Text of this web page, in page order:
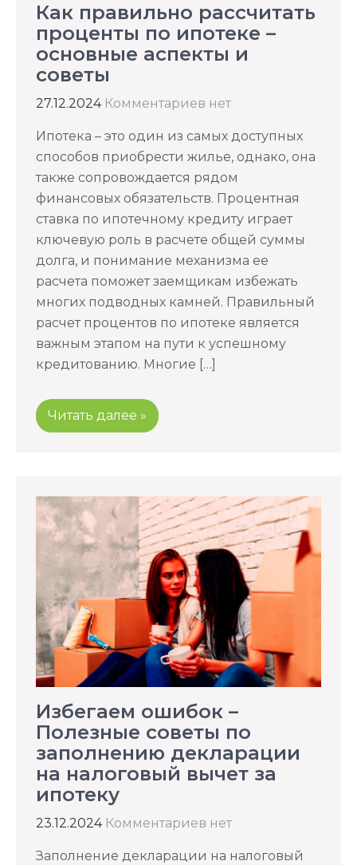
Как правильно рассчитать
проценты по ипотеке –
основные аспекты и
советы
27.12.2024 Комментариев нет
Ипотека – это один из самых доступных
способов приобрести жилье, однако, она
также сопровождается рядом
финансовых обязательств. Процентная
ставка по ипотечному кредиту играет
ключевую роль в расчете общей суммы
долга, и понимание механизма ее
расчета поможет заемщикам избежать
многих подводных камней. Правильный
расчет процентов по ипотеке является
важным этапом на пути к успешному
кредитованию. Многие […]
Читать далее »
Избегаем ошибок –
Полезные советы по
заполнению декларации
на налоговый вычет за
ипотеку
23.12.2024 Комментариев нет
Заполнение декларации на налоговый